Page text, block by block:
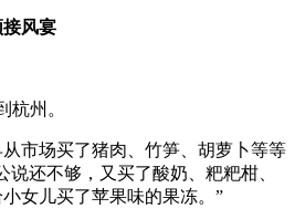
风宴
州。
场买了猪肉、竹笋、胡萝卜等等
说还不够，又买了酸奶、粑粑柑、
女儿买了苹果味的果冻。”